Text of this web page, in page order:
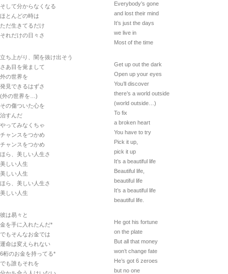
そして分からなくなる
ほとんどの時は
ただ生きてるだけ
それだけの日々さ
立ち上がり、闇を抜け出そう
さあ目を覚まして
外の世界を
発見できるはずさ
(外の世界を…)
その傷ついた心を
治すんだ
やってみなくちゃ
チャンスをつかめ
チャンスをつかめ
ほら、美しい人生さ
美しい人生
美しい人生
ほら、美しい人生さ
美しい人生
彼は易々と
金を手に入れたんだ*
でもそんなお金では
運命は変えられない
6桁のお金を持ってる*
でも誰もそれを
Everybody’s gone
and lost their mind
It’s just the days
we live in
Most of the time
Get up out the dark
Open up your eyes
You’ll discover
there’s a world outside
(world outside…)
To fix
a broken heart
You have to try
Pick it up,
pick it up
It’s a beautiful life
Beautiful life,
beautiful life
It’s a beautiful life
beautiful life.
He got his fortune
on the plate
But all that money
won’t change fate
He’s got 6 zeroes
but no one